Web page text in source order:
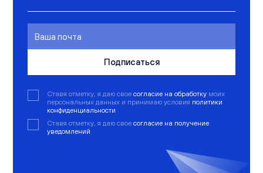
Подписаться
Ставя отметку, я даю свое согласие на обработку моих
персональных данных и принимаю условия политики
конфиденциальности
Ставя отметку, я даю свое согласие на получение
уведомлений